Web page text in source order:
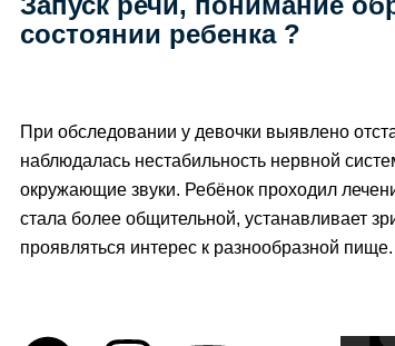
состоянии ребенка ?
При обследовании у девочки выявлено
наблюдалась нестабильность нервной
окружающие звуки. Ребёнок проходил
стала более общительной, устанавливает
проявляться интерес к разнообразной пище.